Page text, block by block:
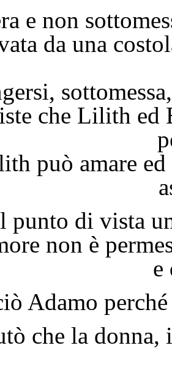
e non
da una
che Lilith ed
può amare ed
punto di vista
non è
e
Adamo
che la donna,